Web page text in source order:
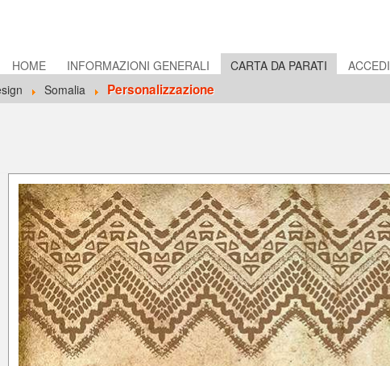
HOME INFORMAZIONI GENERALI CARTA DA PARATI
ACCEDI
Somalia Personalizzazione